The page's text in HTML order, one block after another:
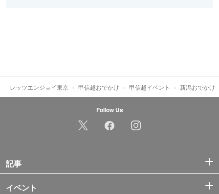
レッツエンジョイ東京 甲信越おでかけ 甲信越イベント 新潟おでかけ
Follow Us
記事
イベント